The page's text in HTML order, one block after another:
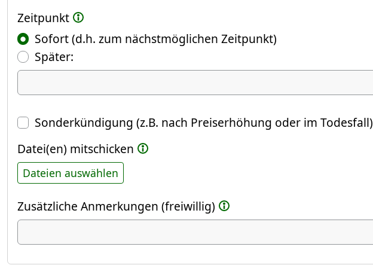
Zeitpunkt
Sofort (d.h. zum nächstmöglichen Zeitpunkt)
Später:(Fokus springt automatisch ins nächste Feld)
Datum
Sonderkündigung (z.B. nach Preiserhöhung oder im Todesfall)
Datei(en) mitschicken
Dateien auswählen
Zusätzliche Anmerkungen (freiwillig)